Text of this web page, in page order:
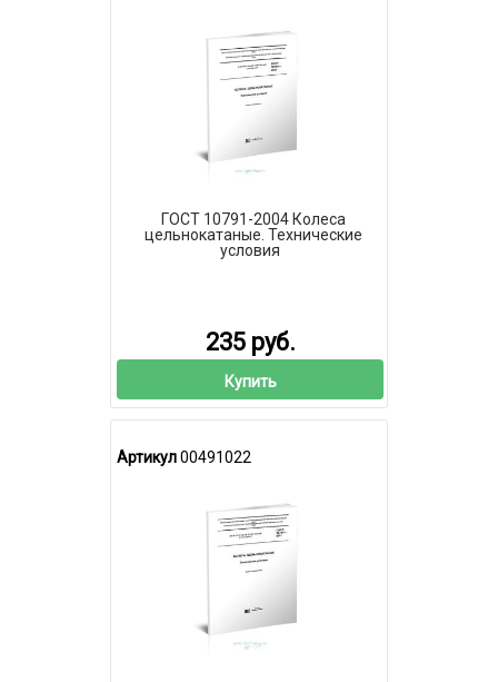
ГОСТ 10791-2004 Колеса
цельнокатаные. Технические
условия
235 руб.
Купить
Артикул00491022